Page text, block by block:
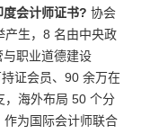
度会计师证书? 协会
产生，8 名由中央政
职业道德建设
证会员、90 余万在
，海外布局 50 个分
为国际会计师联合